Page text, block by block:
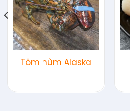
Tôm hùm Alaska